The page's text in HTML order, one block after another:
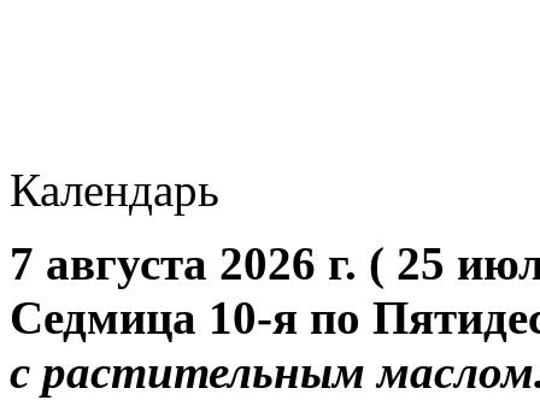
Календарь
7 августа 2026 г. ( 25
Седмица 10-я по
с растительным